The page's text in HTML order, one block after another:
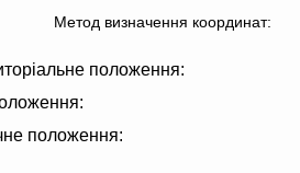
Метод визначення координат:
положення:
положення: